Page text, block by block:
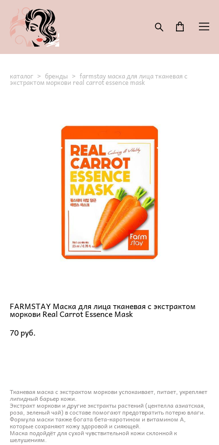
каталог > бренды > farmstay маска для лица тканевая с
экстрактом моркови real carrot essence mask
FARMSTAY Маска для лица тканевая с экстрактом
моркови Real Carrot Essence Mask
70 pуб.
Тканевая маска с экстрактом моркови успокаивает, питает, укрепляет
липидный барьер кожи.
Экстракт моркови и другие экстракты растений (центелла азиатская,
роза, зеленый чай) в составе помогают предотвратить потерю влаги.
Формула маски также богата бета-каротином и витамином А,
которые сохраняют кожу здоровой и сияющей.
Маска подойдёт для сухой чувствительной кожи склонной к
шелушениям.